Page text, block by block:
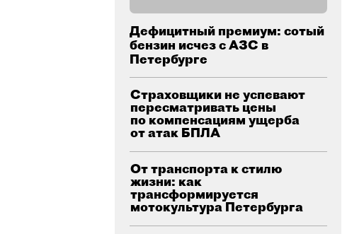
Дефицитный премиум: сотый
бензин исчез с АЗС в
Петербурге
Страховщики не успевают
пересматривать цены
по компенсациям ущерба
от атак БПЛА
От транспорта к стилю
жизни: как
трансформируется
мотокультура Петербурга